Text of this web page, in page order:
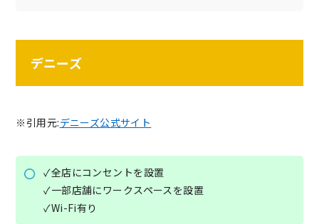
デニーズ
※引用元:デニーズ公式サイト
✓全店にコンセントを設置
✓一部店舗にワークスペースを設置
✓Wi-Fi有り